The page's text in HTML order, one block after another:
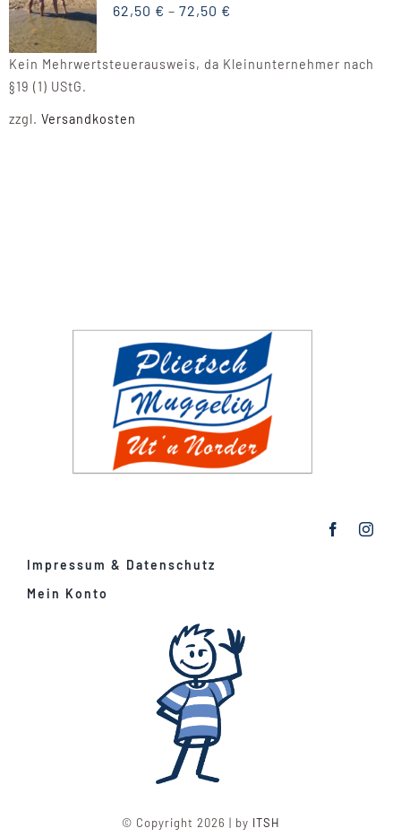
62,50 € – 72,50 €
Kein Mehrwertsteuerausweis, da Kleinunternehmer nach
§19 (1) UStG.
zzgl. Versandkosten
Impressum & Datenschutz
Mein Konto
© Copyright 2026 | by ITSH